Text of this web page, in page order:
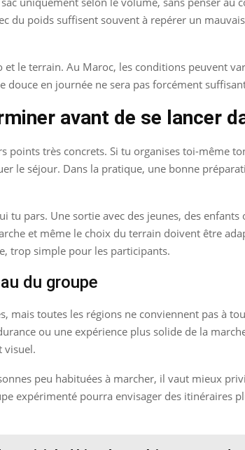
du poids suffisent souvent à repérer un
le terrain. Au Maroc, les conditions peuvent
douce en journée ne sera pas forcément
avant de se lancer
très concrets. Si tu organises toi-même
le séjour. Dans la pratique, une bonne
tu pars. Une sortie avec des jeunes, des
et même le choix du terrain doivent être
trop simple pour les participants.
du groupe
mais toutes les régions ne conviennent pas à
ou une expérience plus solide de la
visuel.
peu habituées à marcher, il vaut mieux
expérimenté pourra envisager des itinéraires